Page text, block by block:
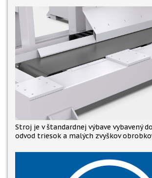
Stroj je v štandardnej výbave vybavený
odvod triesok a malých zvyškov